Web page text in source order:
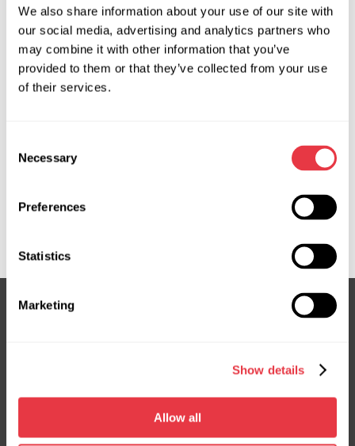
We also share information about your use of our site with
our social media, advertising and analytics partners who
may combine it with other information that you’ve
provided to them or that they’ve collected from your use
of their services.
Selection
Necessary
Preferences
Statistics
Marketing
Show details
Allow all
OEM
MS3701415P, 04551200, 04551205, 150355, 150481,
17BE040, 17BE050, 491100032R, 491101295R, 491105265R,
491105358R, 491106619R, 491107076R, 491107773R,
8200720894, 8200886452, 8200895844, 8200963686,
851525645, 851525647, CSP71302GS, DC301, DC301R,
DC9301, DSP1595N, EP5020, G3040, G3067, HP11301,
HP32303, JER140, PE140, RE303, RE303OEM, RE303R,
Не пропустіть ексклюзивні пропозиції та знижки
Підписатися